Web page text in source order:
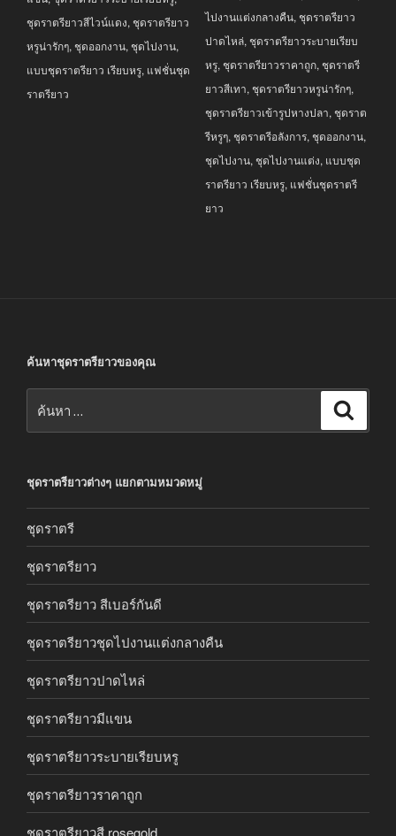
ชุดราตรียาวสีไวน์แดง,ชุดราตรียาว
หรูน่ารักๆ,ชุดออกงาน,ชุดไปงาน,
แบบชุดราตรียาว เรียบหรู, แฟชั่นชุด
ราตรียาว
ไปงานแต่งกลางคืน,ชุดราตรียาว
ปาดไหล่,ชุดราตรียาวระบายเรียบ
หรู,ชุดราตรียาวราคาถูก,ชุดราตรี
ยาวสีเทา,ชุดราตรียาวหรูน่ารักๆ,
ชุดราตรียาวเข้ารูปหางปลา,ชุดราต
รีหรูๆ,ชุดราตรีอลังการ,ชุดออกงาน,
ชุดไปงาน,ชุดไปงานแต่ง, แบบชุด
ราตรียาว เรียบหรู, แฟชั่นชุดราตรี
ยาว
ค้นหาชุดราตรียาวของคุณ
ชุดราตรียาวต่างๆ แยกตามหมวดหมู่
ชุดราตรี
ชุดราตรียาว
ชุดราตรียาว สีเบอร์กันดี
ชุดราตรียาวชุดไปงานแต่งกลางคืน
ชุดราตรียาวปาดไหล่
ชุดราตรียาวมีแขน
ชุดราตรียาวระบายเรียบหรู
ชุดราตรียาวราคาถูก
ชุดราตรียาวสี rosegold